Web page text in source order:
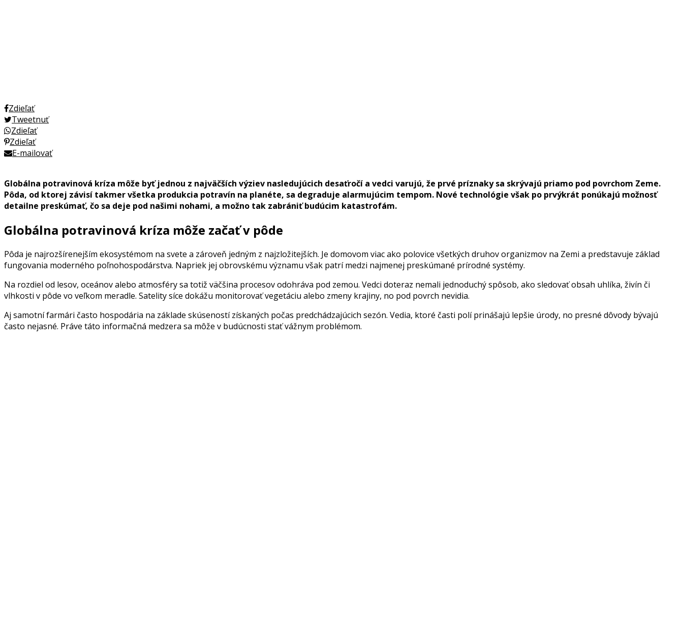
Zdieľať
Tweetnuť
Zdieľať
Zdieľať
E-mailovať
Globálna potravinová kríza môže byť jednou z najväčších výziev nasledujúcich desaťročí a vedci varujú, že prvé príznaky sa skrývajú priamo pod povrchom Zeme.
Pôda, od ktorej závisí takmer všetka produkcia potravín na planéte, sa degraduje alarmujúcim tempom. Nové technológie však po prvýkrát ponúkajú možnosť
detailne preskúmať, čo sa deje pod našimi nohami, a možno tak zabrániť budúcim katastrofám.
Globálna potravinová kríza môže začať v pôde
Pôda je najrozšírenejším ekosystémom na svete a zároveň jedným z najzložitejších. Je domovom viac ako polovice všetkých druhov organizmov na Zemi a predstavuje základ
fungovania moderného poľnohospodárstva. Napriek jej obrovskému významu však patrí medzi najmenej preskúmané prírodné systémy.
Na rozdiel od lesov, oceánov alebo atmosféry sa totiž väčšina procesov odohráva pod zemou. Vedci doteraz nemali jednoduchý spôsob, ako sledovať obsah uhlíka, živín či
vlhkosti v pôde vo veľkom meradle. Satelity síce dokážu monitorovať vegetáciu alebo zmeny krajiny, no pod povrch nevidia.
Aj samotní farmári často hospodária na základe skúseností získaných počas predchádzajúcich sezón. Vedia, ktoré časti polí prinášajú lepšie úrody, no presné dôvody bývajú
často nejasné. Práve táto informačná medzera sa môže v budúcnosti stať vážnym problémom.